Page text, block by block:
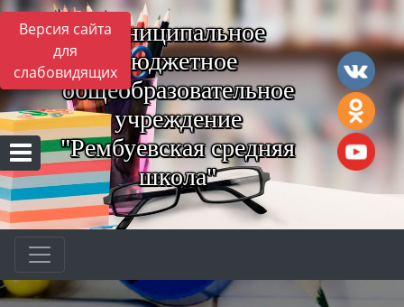
Версия сайта
для
слабовидящих
Муниципальное
бюджетное
общеобразовательное
учреждение
"Рембуевская средняя
школа"